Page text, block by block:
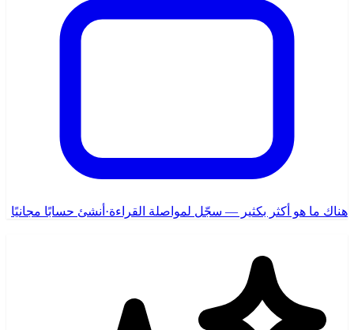
هناك ما هو أكثر بكثير — سجّل لمواصلة القراءة· أنشئ حسابًا مجانيًا